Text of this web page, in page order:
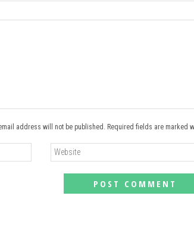
address will not be published. Required fields are marked